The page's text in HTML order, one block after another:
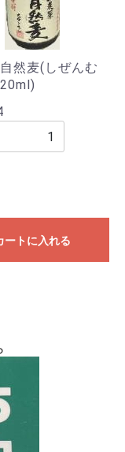
然麦(しぜんむ
ートに入れる